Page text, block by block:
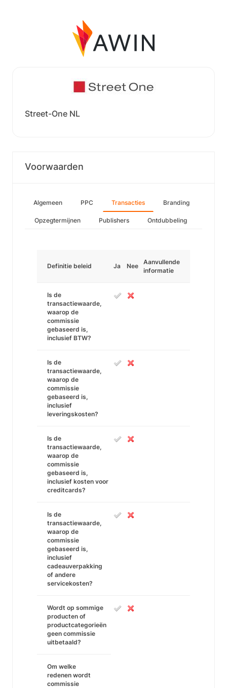
Street-One NL
Voorwaarden
Algemeen PPC Transacties Branding
Opzegtermijnen Publishers Ontdubbeling
Definitie beleid Ja Nee
Aanvullende
informatie
Is de
transactiewaarde,
waarop de
commissie
gebaseerd is,
inclusief BTW?
Is de
transactiewaarde,
waarop de
commissie
gebaseerd is,
inclusief
leveringskosten?
Is de
transactiewaarde,
waarop de
commissie
gebaseerd is,
inclusief kosten voor
creditcards?
Is de
transactiewaarde,
waarop de
commissie
gebaseerd is,
inclusief
cadeauverpakking
of andere
servicekosten?
Wordt op sommige
producten of
productcategorieën
geen commissie
uitbetaald?
Om welke
redenen wordt
commissie